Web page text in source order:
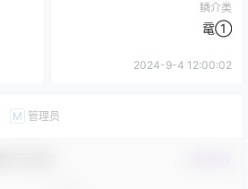
鳞介类
鼋①
2024-9-4 12:00:02
M 管理员